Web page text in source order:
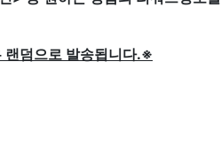
랜덤으로 발송됩니다.※